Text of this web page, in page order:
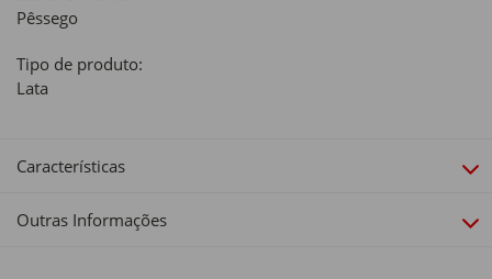
Pêssego
Tipo de produto:
Lata
Características
Outras Informações